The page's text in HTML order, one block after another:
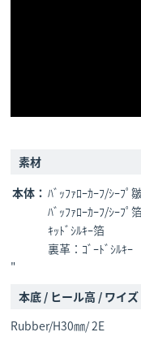
素材
本体： ﾊﾞｯﾌｧﾛｰｶｰﾌ/ｼｰﾌﾟ
ﾊﾞｯﾌｧﾛｰｶｰﾌ/ｼｰﾌﾟ
ｷｯﾄﾞｼﾙｷｰ箔
裏革：ｺﾞｰﾄﾞｼﾙｷｰ
"
本底 / ヒール高 / ワイズ
Rubber/H30㎜/ 2E